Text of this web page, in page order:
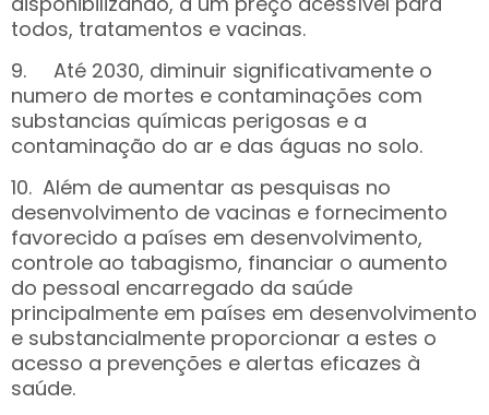
todos, tratamentos e vacinas.
9. Até 2030, diminuir significativamente o
numero de mortes e contaminações com
substancias químicas perigosas e a
contaminação do ar e das águas no solo.
10. Além de aumentar as pesquisas no
desenvolvimento de vacinas e fornecimento
favorecido a países em desenvolvimento,
controle ao tabagismo, financiar o aumento
do pessoal encarregado da saúde
principalmente em países em desenvolvimento
e substancialmente proporcionar a estes o
acesso a prevenções e alertas eficazes à
saúde.